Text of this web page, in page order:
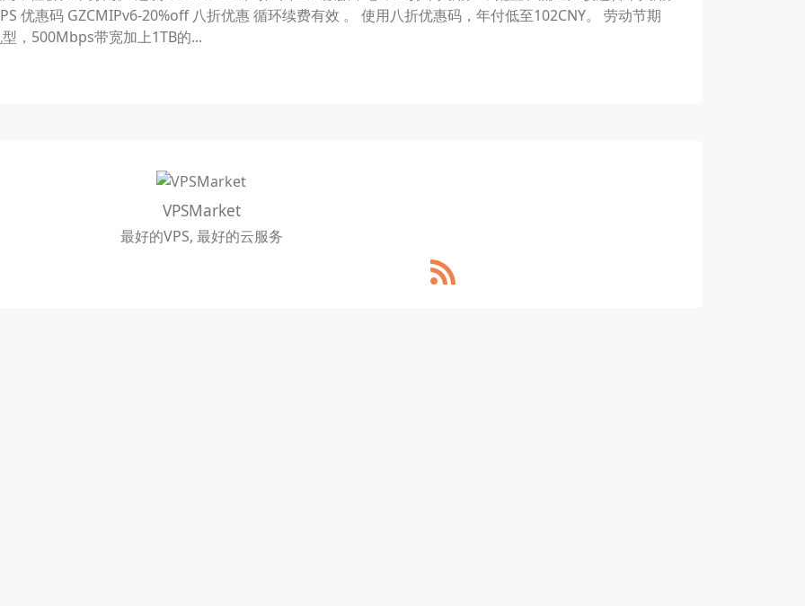
优惠码 GZCMIPv6-20%off 八折优惠 循环续费有效 。 使用八折优惠码，年付低至102CNY。 劳动节期
，500Mbps带宽加上1TB的...
VPSMarket
最好的VPS, 最好的云服务